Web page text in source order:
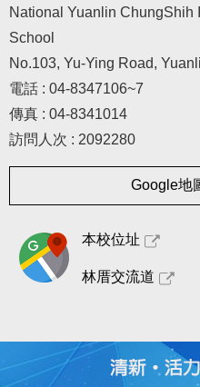
National Yuanlin ChungShih
School
No.103, Yu-Ying Road,
電話 : 04-8347106~7
傳真 : 04-8341014
訪問人次 : 2092280
Google地
本校位址
林厝交流道